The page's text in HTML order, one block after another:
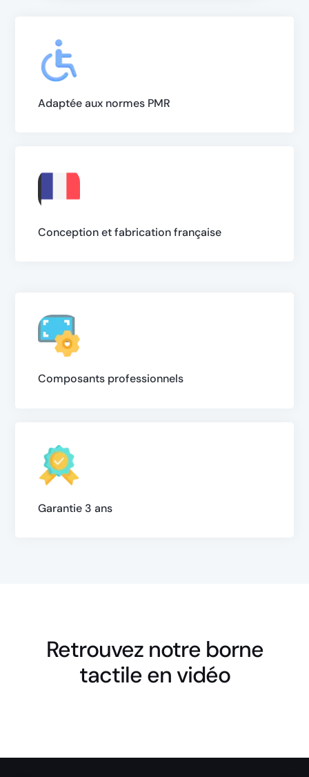
Adaptée aux normes PMR
Conception et fabrication française
Composants professionnels
Garantie 3 ans
Retrouvez notre borne
tactile en vidéo